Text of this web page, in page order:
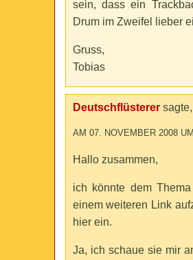
sein, dass ein
Drum im Zweifel lieber
Gruss,
Tobias
Deutschflüsterersagte,
AM 07. NOVEMBER 2008
Hallo zusammen,
ich könnte dem
einem weiteren Link
hier ein.
Ja, ich schaue sie mir